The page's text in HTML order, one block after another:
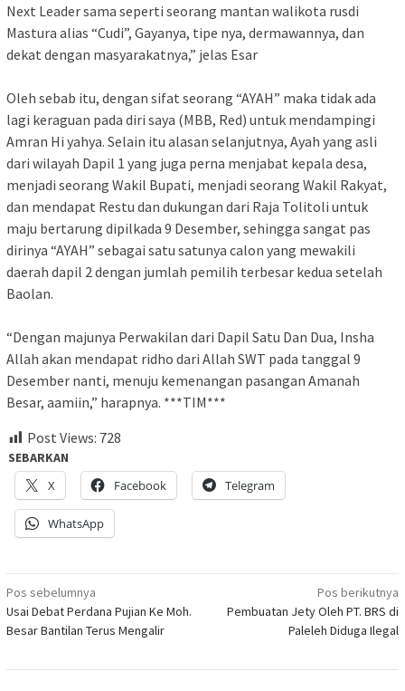
Next Leader sama seperti seorang mantan walikota rusdi
Mastura alias “Cudi”, Gayanya, tipe nya, dermawannya, dan
dekat dengan masyarakatnya,” jelas Esar
Oleh sebab itu, dengan sifat seorang “AYAH” maka tidak ada
lagi keraguan pada diri saya (MBB, Red) untuk mendampingi
Amran Hi yahya. Selain itu alasan selanjutnya, Ayah yang asli
dari wilayah Dapil 1 yang juga perna menjabat kepala desa,
menjadi seorang Wakil Bupati, menjadi seorang Wakil Rakyat,
dan mendapat Restu dan dukungan dari Raja Tolitoli untuk
maju bertarung dipilkada 9 Desember, sehingga sangat pas
dirinya “AYAH” sebagai satu satunya calon yang mewakili
daerah dapil 2 dengan jumlah pemilih terbesar kedua setelah
Baolan.
“Dengan majunya Perwakilan dari Dapil Satu Dan Dua, Insha
Allah akan mendapat ridho dari Allah SWT pada tanggal 9
Desember nanti, menuju kemenangan pasangan Amanah
Besar, aamiin,” harapnya. ***TIM***
Post Views: 728
SEBARKAN
X
Facebook Telegram
WhatsApp
Navigasi
pos
Pos sebelumnya
Usai Debat Perdana Pujian Ke Moh.
Besar Bantilan Terus Mengalir
Pos berikutnya
Pembuatan Jety Oleh PT. BRS di
Paleleh Diduga Ilegal